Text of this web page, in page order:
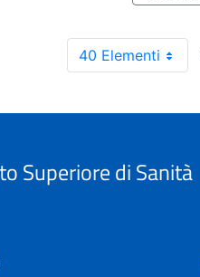
40 Elementi
Superiore di Sanità